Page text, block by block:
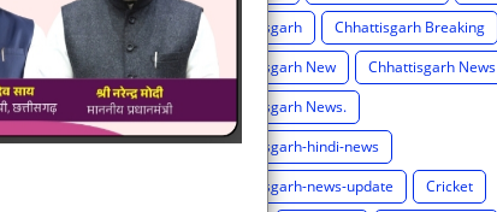
Chhattisgarh
Chhattisgarh Breaking
Chhattisgarh New
Chhattisgarh News
Chhattisgarh News.
Chhattisgarh-hindi-news
Chhattisgarh-news-update
Cricket